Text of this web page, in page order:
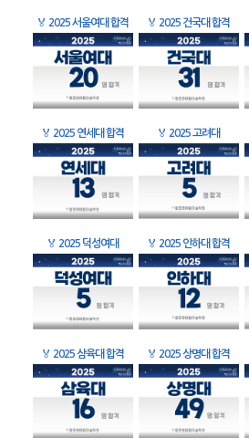
🏅 2025 서울여대 합격 🏅 2025 건국대 합격
🏅 2025 연세대 합격 🏅 2025 고려대
🏅 2025 덕성여대 🏅 2025 인하대 합격
🏅 2025 삼육대 합격 🏅 2025 상명대 합격